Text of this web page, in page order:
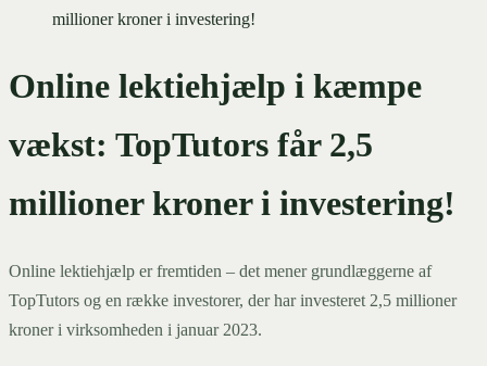
millioner kroner i investering!
Online lektiehjælp i kæmpe
vækst: TopTutors får 2,5
millioner kroner i investering!
Online lektiehjælp er fremtiden – det mener grundlæggerne af
TopTutors og en række investorer, der har investeret 2,5 millioner
kroner i virksomheden i januar 2023.